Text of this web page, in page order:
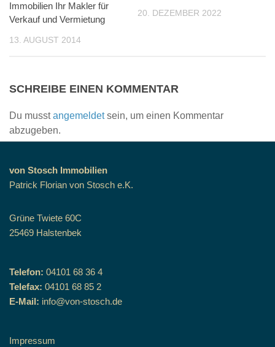
Immobilien Ihr Makler für
Verkauf und Vermietung
13. AUGUST 2014
20. DEZEMBER 2022
SCHREIBE EINEN KOMMENTAR
Du musstangemeldetsein, um einen Kommentar
abzugeben.
von Stosch Immobilien
Patrick Florian von Stosch e.K.
Grüne Twiete 60C
25469 Halstenbek
Telefon: 04101 68 36 4
Telefax: 04101 68 85 2
E-Mail: info@von-stosch.de
Impressum